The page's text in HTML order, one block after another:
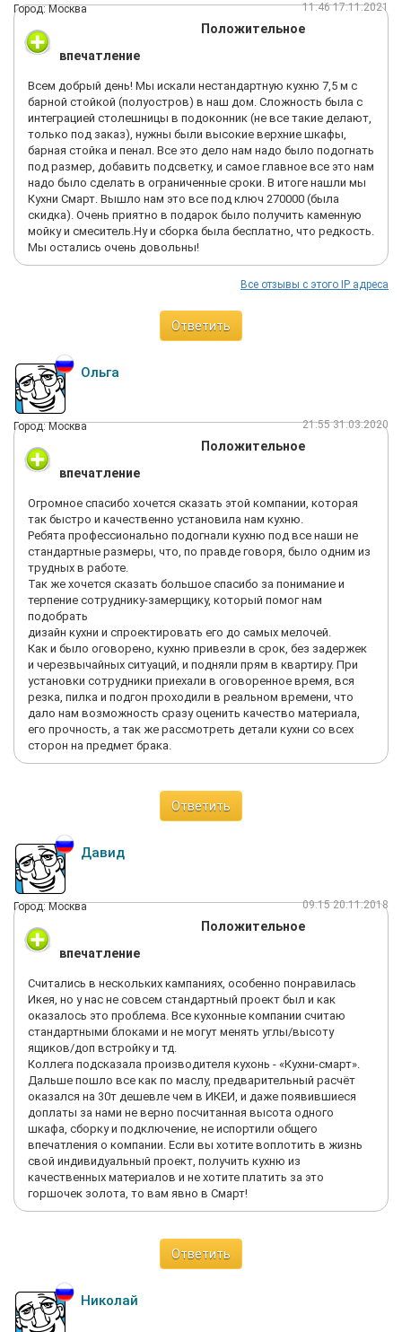
Город: Москва 11:46 17.11.2021
Положительное
впечатление
Всем добрый день! Мы искали нестандартную кухню 7,5 м с
барной стойкой (полуостров) в наш дом. Сложность была с
интеграцией столешницы в подоконник (не все такие делают,
только под заказ), нужны были высокие верхние шкафы,
барная стойка и пенал. Все это дело нам надо было подогнать
под размер, добавить подсветку, и самое главное все это нам
надо было сделать в ограниченные сроки. В итоге нашли мы
Кухни Смарт. Вышло нам это все под ключ 270000 (была
скидка). Очень приятно в подарок было получить каменную
мойку и смеситель.Ну и сборка была бесплатно, что редкость.
Мы остались очень довольны!
Все отзывы с этого IP адреса
Ответить
Ольга
Город: Москва 21:55 31.03.2020
Положительное
впечатление
Огромное спасибо хочется сказать этой компании, которая
так быстро и качественно установила нам кухню.
Ребята профессионально подогнали кухню под все наши не
стандартные размеры, что, по правде говоря, было одним из
трудных в работе.
Так же хочется сказать большое спасибо за понимание и
терпение сотруднику-замерщику, который помог нам
подобрать
дизайн кухни и спроектировать его до самых мелочей.
Как и было оговорено, кухню привезли в срок, без задержек
и черезвычайных ситуаций, и подняли прям в квартиру. При
установки сотрудники приехали в оговоренное время, вся
резка, пилка и подгон проходили в реальном времени, что
дало нам возможность сразу оценить качество материала,
его прочность, а так же рассмотреть детали кухни со всех
сторон на предмет брака.
Ответить
Давид
Город: Москва 09:15 20.11.2018
Положительное
впечатление
Считались в нескольких кампаниях, особенно понравилась
Икея, но у нас не совсем стандартный проект был и как
оказалось это проблема. Все кухонные компании считаю
стандартными блоками и не могут менять углы/высоту
ящиков/доп встройку и тд.
Коллега подсказала производителя кухонь - «Кухни-смарт».
Дальше пошло все как по маслу, предварительный расчёт
оказался на 30т дешевле чем в ИКЕИ, и даже появившиеся
доплаты за нами не верно посчитанная высота одного
шкафа, сборку и подключение, не испортили общего
впечатления о компании. Если вы хотите воплотить в жизнь
свой индивидуальный проект, получить кухню из
качественных материалов и не хотите платить за это
горшочек золота, то вам явно в Смарт!
Ответить
Николай